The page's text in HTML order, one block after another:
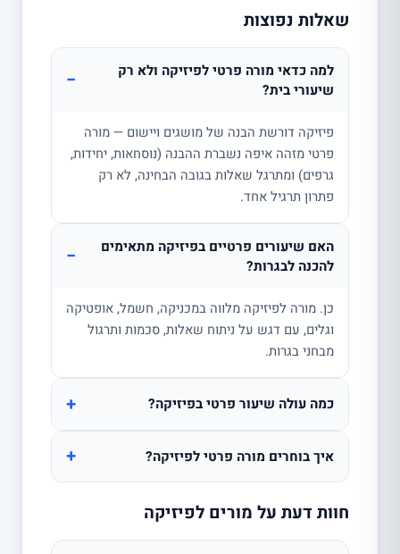
שאלות נפוצות
למה כדאי מורה פרטי לפיזיקה ולא רק
שיעורי בית?
−
פיזיקה דורשת הבנה של מושגים ויישום — מורה
פרטי מזהה איפה נשברת ההבנה (נוסחאות, יחידות,
גרפים) ומתרגל שאלות בגובה הבחינה, לא רק
פתרון תרגיל אחד.
האם שיעורים פרטיים בפיזיקה מתאימים
להכנה לבגרות?
−
כן. מורה לפיזיקה מלווה במכניקה, חשמל, אופטיקה
וגלים, עם דגש על ניתוח שאלות, סכמות ותרגול
מבחני בגרות.
כמה עולה שיעור פרטי בפיזיקה? +
איך בוחרים מורה פרטי לפיזיקה? +
חוות דעת על מורים לפיזיקה